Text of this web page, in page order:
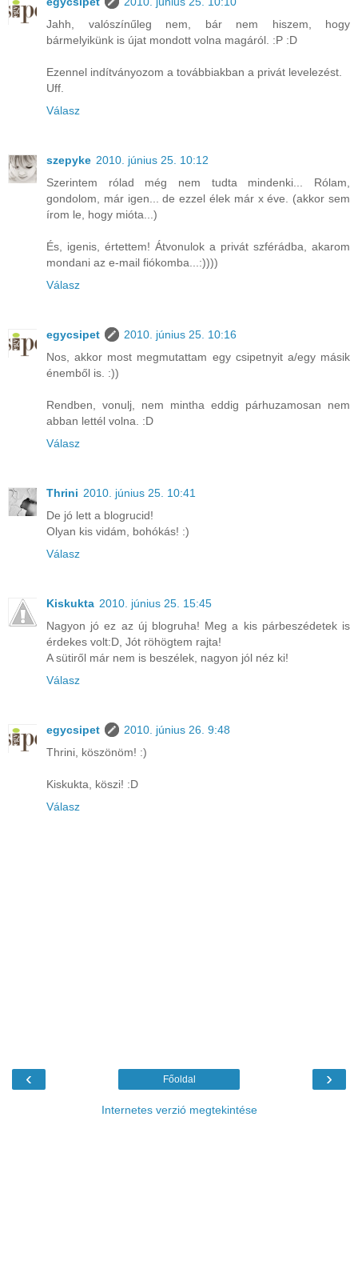
Jahh, valószínűleg nem, bár nem hiszem, hogy
bármelyikünk is újat mondott volna magáról. :P :D
Ezennel indítványozom a továbbiakban a privát levelezést.
Uff.
Válasz
szepyke 2010. június 25. 10:12
Szerintem rólad még nem tudta mindenki... Rólam,
gondolom, már igen... de ezzel élek már x éve. (akkor sem
írom le, hogy mióta...)
És, igenis, értettem! Átvonulok a privát szférádba, akarom
mondani az e-mail fiókomba...:))))
Válasz
egycsipet
2010. június 25. 10:16
Nos, akkor most megmutattam egy csipetnyit a/egy másik
énemből is. :))
Rendben, vonulj, nem mintha eddig párhuzamosan nem
abban lettél volna. :D
Válasz
Thrini 2010. június 25. 10:41
De jó lett a blogrucid!
Olyan kis vidám, bohókás! :)
Válasz
Kiskukta 2010. június 25. 15:45
Nagyon jó ez az új blogruha! Meg a kis párbeszédetek is
érdekes volt:D, Jót röhögtem rajta!
A sütiről már nem is beszélek, nagyon jól néz ki!
Válasz
egycsipet
2010. június 26. 9:48
Thrini, köszönöm! :)
Kiskukta, köszi! :D
Válasz
‹ ›
Főoldal
Internetes verzió megtekintése